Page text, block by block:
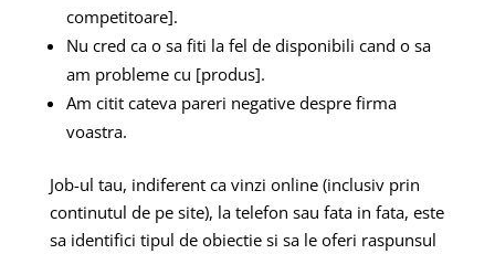
competitoare].
Nu cred ca o sa fiti la fel de disponibili cand o sa
am probleme cu [produs].
Am citit cateva pareri negative despre firma
voastra.
Job-ul tau, indiferent ca vinzi online (inclusiv prin
continutul de pe site), la telefon sau fata in fata, este
sa identifici tipul de obiectie si sa le oferi raspunsul